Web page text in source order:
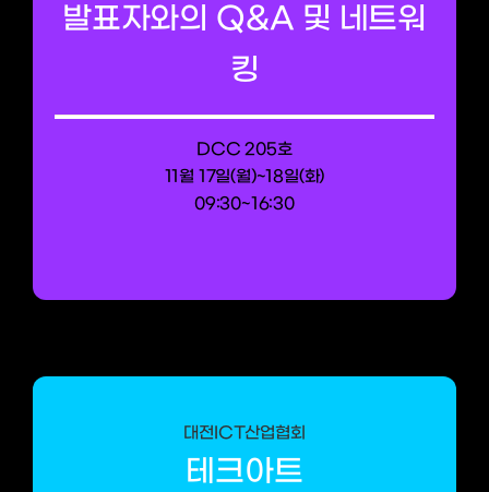
발표자와의 Q&A 및 네트워
킹
DCC 205호
11월 17일(월)~18일(화)
09:30~16:30
대전ICT산업협회
테크아트